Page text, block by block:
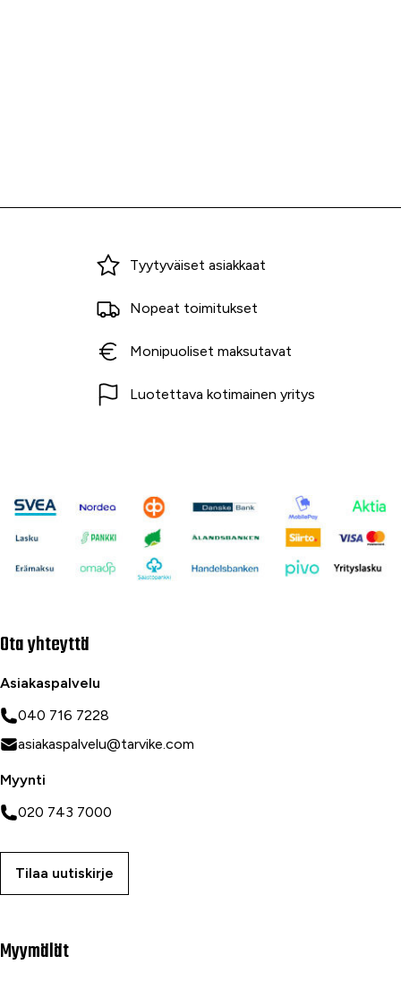
Miksi ostaa Tarvikekeskuksesta?
Tyytyväiset asiakkaat
Nopeat toimitukset
Monipuoliset maksutavat
Luotettava kotimainen yritys
Ota yhteyttä
Asiakaspalvelu
040 716 7228
asiakaspalvelu@tarvike.com
Myynti
020 743 7000
Tilaa uutiskirje
Myymälät